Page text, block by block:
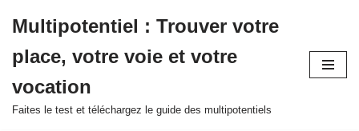
au
contenu
Multipotentiel : Trouver votre
place, votre voie et votre
vocation
Faites le test et téléchargez le guide des multipotentiels